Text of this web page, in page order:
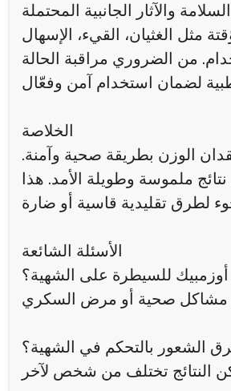
السلامة والآثار الجانبية المحتملة
مثل الغثيان، القيء، الإسهال
من الضروري مراقبة الحالة
الخلاصة
الوزن بطريقة صحية وآمنة.
ملموسة وطويلة الأمد. هذا
الأسئلة الشائعة
للسيطرة على الشهية؟
الشعور بالتحكم في الشهية؟